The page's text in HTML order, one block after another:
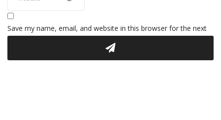
Save my name, email, and website in this browser for the next
time I comment.